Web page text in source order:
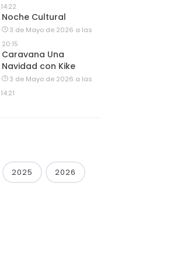
14:22
Noche Cultural
3 de Mayo de 2026 a las
20:15
Caravana Una
Navidad con Kike
3 de Mayo de 2026 a las
14:21
2025 2026